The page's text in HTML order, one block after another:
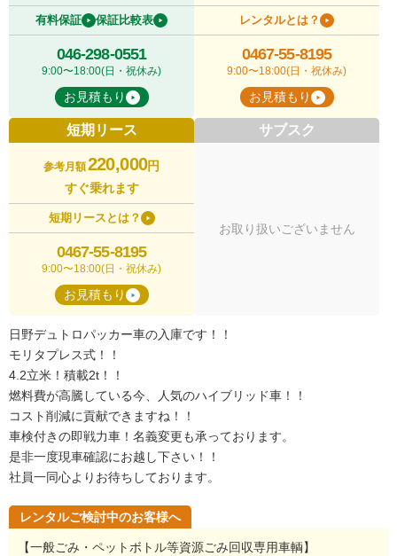
有料保証 保証比較表
046-298-0551
9:00〜18:00(日・祝休み)
お見積もり
レンタルとは？
0467-55-8195
9:00〜18:00(日・祝休み)
お見積もり
短期リース
参考月額220,000円
すぐ乗れます
短期リースとは？
0467-55-8195
9:00〜18:00(日・祝休み)
お見積もり
サブスク
お取り扱いございません
日野デュトロパッカー車の入庫です！！
モリタプレス式！！
4.2立米！積載2t！！
燃料費が高騰している今、人気のハイブリッド車！！
コスト削減に貢献できますね！！
車検付きの即戦力車！名義変更も承っております。
是非一度現車確認にお越し下さい！！
社員一同心よりお待ちしております。
レンタルご検討中のお客様へ
【一般ごみ・ペットボトル等資源ごみ回収専用車輌】